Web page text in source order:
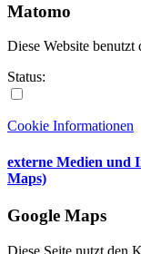
Matomo
Diese Website benutzt
Status:
Cookie Informationen
externe Medien und
Maps)
Google Maps
Diese Seite nutzt den